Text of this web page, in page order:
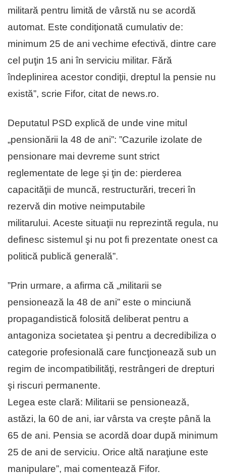
militară pentru limită de vârstă nu se acordă
automat. Este condiţionată cumulativ de:
minimum 25 de ani vechime efectivă, dintre care
cel puţin 15 ani în serviciu militar. Fără
îndeplinirea acestor condiţii, dreptul la pensie nu
există”, scrie Fifor, citat de news.ro.
Deputatul PSD explică de unde vine mitul
„pensionării la 48 de ani”: ”Cazurile izolate de
pensionare mai devreme sunt strict
reglementate de lege şi ţin de: pierderea
capacităţii de muncă, restructurări, treceri în
rezervă din motive neimputabile
militarului. Aceste situaţii nu reprezintă regula, nu
definesc sistemul şi nu pot fi prezentate onest ca
politică publică generală”.
”Prin urmare, a afirma că „militarii se
pensionează la 48 de ani” este o minciună
propagandistică folosită deliberat pentru a
antagoniza societatea şi pentru a decredibiliza o
categorie profesională care funcţionează sub un
regim de incompatibilităţi, restrângeri de drepturi
şi riscuri permanente.
Legea este clară: Militarii se pensionează,
astăzi, la 60 de ani, iar vârsta va creşte până la
65 de ani. Pensia se acordă doar după minimum
25 de ani de serviciu. Orice altă naraţiune este
manipulare”, mai comentează Fifor.